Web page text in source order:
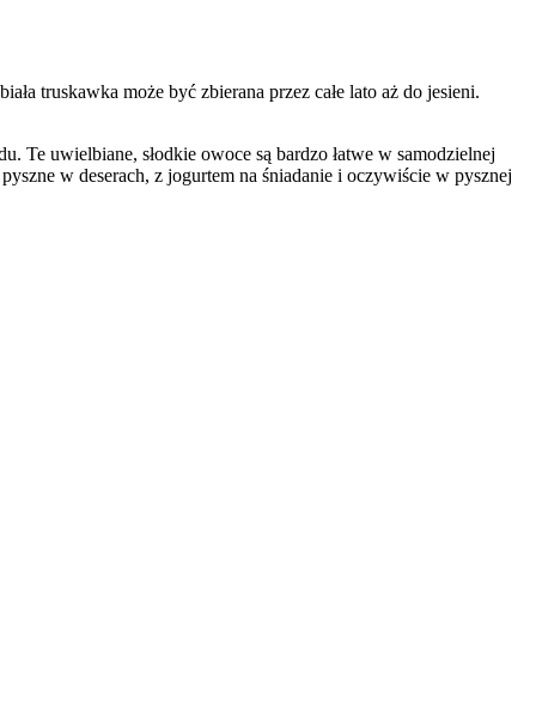
truskawka może być zbierana przez całe lato aż do jesieni.
Te uwielbiane, słodkie owoce są bardzo łatwe w samodzielnej
w deserach, z jogurtem na śniadanie i oczywiście w pysznej